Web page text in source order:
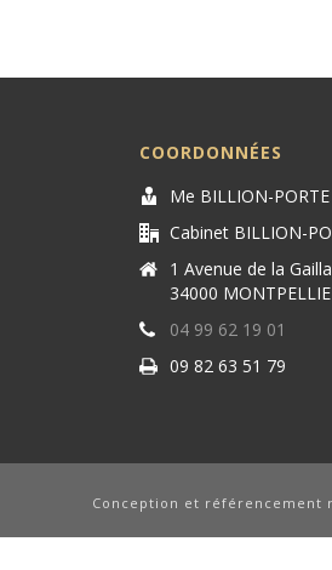
COORDONNÉES
Me BILLION-PORTE
Cabinet BILLION-
1 Avenue de la
34000
04 99 62 19 01
09 82 63 51 79
Conception et référencement